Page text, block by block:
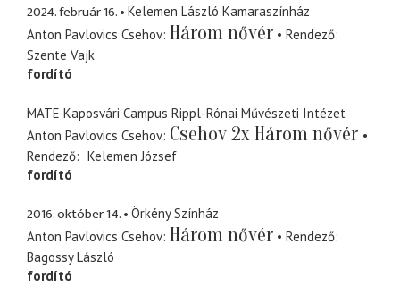
2024. február 16.
Kelemen László Kamaraszínház
Anton Pavlovics Csehov Három nővér
Rendező
Szente Vajk
fordító
MATE Kaposvári Campus Rippl-Rónai Művészeti Intézet
Anton Pavlovics Csehov Csehov 2x Három nővér
Rendező
Kelemen József
fordító
2016. október 14.
Örkény Színház
Anton Pavlovics Csehov Három nővér
Rendező
Bagossy László
fordító